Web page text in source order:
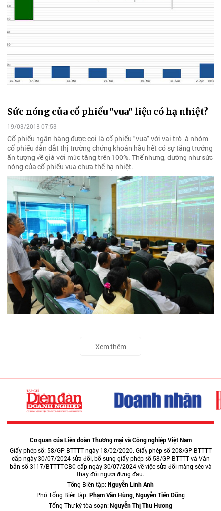
Sức nóng của cổ phiếu "vua" liệu có hạ nhiệt?
19/03/2018 07:53
Cổ phiếu ngân hàng được coi là cổ phiếu "vua" với vai trò là nhóm
cổ phiếu dẫn dắt thị trường chứng khoán hầu hết có sự tăng trưởng
ấn tượng về giá với mức tăng trên 100%. Thế nhưng, dường như sức
nóng của cổ phiếu vua chưa thể hạ nhiệt.
Xem thêm
Cơ quan của Liên đoàn Thương mại và Công nghiệp Việt Nam
Giấy phép số: 58/GP-BTTTT ngày 18/02/2020. Giấy phép số 208/GP-BTTTT
cấp ngày 30/07/2024 sửa đổi, bổ sung giấy phép số 58/GP-BTTTT và Văn
bản số 3117/BTTTT-CBC cấp ngày 30/07/2024 về việc sửa đổi măng séc và
thay đổi người đứng đầu.
Tổng Biên tập:Nguyễn Linh Anh
Phó Tổng Biên tập:Phạm Văn Hùng, Nguyễn Tiến Dũng
Tổng Thư ký tòa soạn:Nguyễn Thị Thu Hương